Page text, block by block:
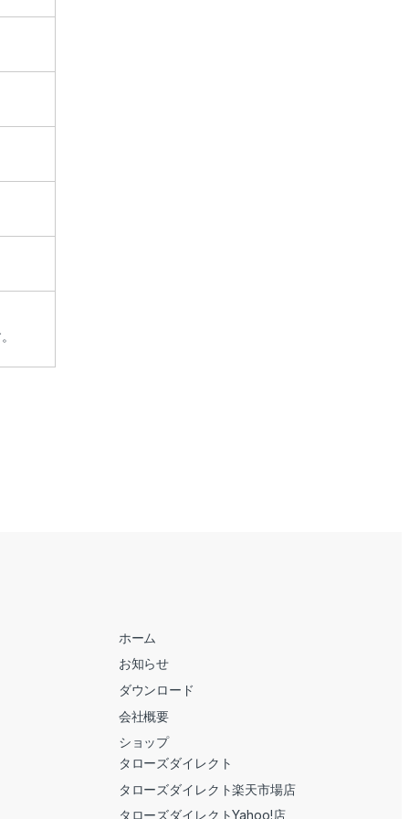
ホーム
お知らせ
ダウンロード
会社概要
ショップ
タローズダイレクト
タローズダイレクト楽天市場店
タローズダイレクトYahoo!店